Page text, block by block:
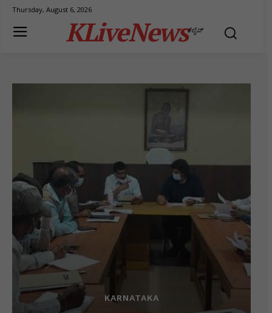
Thursday, August 6, 2026
KLiveNewsಕೆಲೈವ್
KARNATAKA